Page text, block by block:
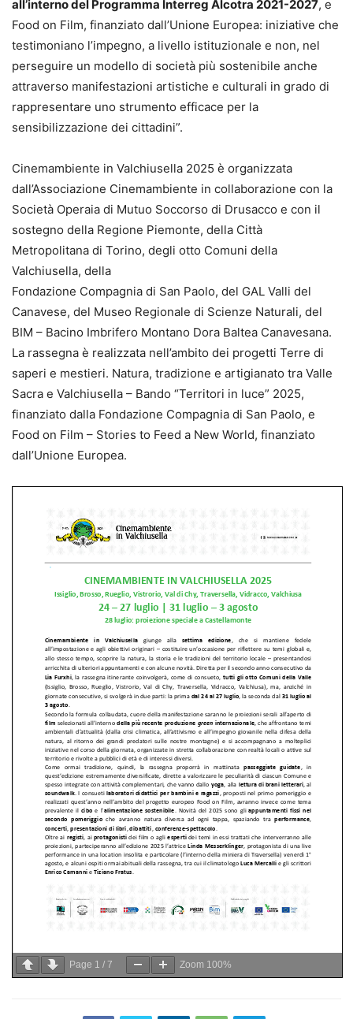
all’interno del Programma Interreg Alcotra 2021-2027, e
Food on Film, finanziato dall’Unione Europea: iniziative che
testimoniano l’impegno, a livello istituzionale e non, nel
perseguire un modello di società più sostenibile anche
attraverso manifestazioni artistiche e culturali in grado di
rappresentare uno strumento efficace per la
sensibilizzazione dei cittadini”.
Cinemambiente in Valchiusella 2025 è organizzata
dall’Associazione Cinemambiente in collaborazione con la
Società Operaia di Mutuo Soccorso di Drusacco e con il
sostegno della Regione Piemonte, della Città
Metropolitana di Torino, degli otto Comuni della
Valchiusella, della
Fondazione Compagnia di San Paolo, del GAL Valli del
Canavese, del Museo Regionale di Scienze Naturali, del
BIM – Bacino Imbrifero Montano Dora Baltea Canavesana.
La rassegna è realizzata nell’ambito dei progetti Terre di
saperi e mestieri. Natura, tradizione e artigianato tra Valle
Sacra e Valchiusella – Bando “Territori in luce” 2025,
finanziato dalla Fondazione Compagnia di San Paolo, e
Food on Film – Stories to Feed a New World, finanziato
dall’Unione Europea.
Page 1 / 7 Zoom 100%